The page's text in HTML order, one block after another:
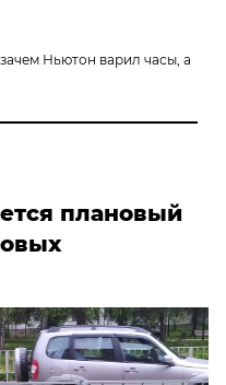
Ньютон варил часы, а
плановый